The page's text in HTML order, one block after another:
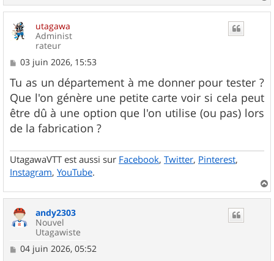
a
u
utagawa
Administ
rateur
M
s
s
a
g
e
03 juin 2026, 15:53
Tu as un département à me donner pour tester ?
Que l'on génère une petite carte voir si cela peut
être dû à une option que l'on utilise (ou pas) lors
de la fabrication ?
UtagawaVTT est aussi sur Facebook, Twitter, Pinterest,
Instagram, YouTube.
a
andy2303
Nouvel
Utagawiste
M
04 juin 2026, 05:52